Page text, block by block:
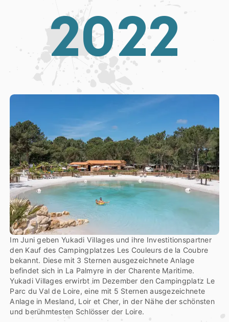
2022
Im Juni geben Yukadi Villages und ihre Investitionspartner
den Kauf des Campingplatzes Les Couleurs de la Coubre
bekannt. Diese mit 3 Sternen ausgezeichnete Anlage
befindet sich in La Palmyre in der Charente Maritime.
Yukadi Villages erwirbt im Dezember den Campingplatz Le
Parc du Val de Loire, eine mit 5 Sternen ausgezeichnete
Anlage in Mesland, Loir et Cher, in der Nähe der schönsten
und berühmtesten Schlösser der Loire.